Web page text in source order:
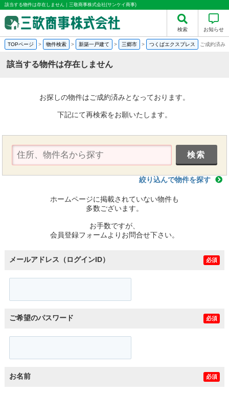
該当する物件は存在しません｜三敬商事株式会社(サンケイ商事)
検索 お知らせ
TOPページ > 物件検索 > 新築一戸建て > 三郷市 > つくばエクスプレス ご成約済み
該当する物件は存在しません
お探しの物件はご成約済みとなっております。
下記にて再検索をお願いたします。
絞り込んで物件を探す
ホームページに掲載されていない物件も
多数ございます。
お手数ですが、
会員登録フォームよりお問合せ下さい。
メールアドレス（ログインID） 必須
ご希望のパスワード 必須
お名前 必須